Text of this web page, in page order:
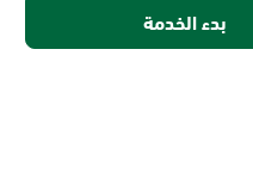
بدء الخدمة